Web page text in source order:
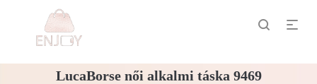
LucaBorse női alkalmi táska 9469